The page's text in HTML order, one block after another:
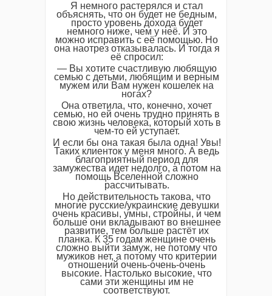
Я немного растерялся и стал
объяснять, что он будет не бедным,
просто уровень дохода будет
немного ниже, чем у неё. И это
можно исправить с её помощью. Но
она наотрез отказывалась. И тогда я
её спросил:
— Вы хотите счастливую любящую
семью с детьми, любящим и верным
мужем или Вам нужен кошелек на
ногах?
Она ответила, что, конечно, хочет
семью, но ей очень трудно принять в
свою жизнь человека, который хоть в
чем-то ей уступает.
И если бы она такая была одна! Увы!
Таких клиенток у меня много. А ведь
благоприятный период для
замужества идет недолго, а потом на
помощь Вселенной сложно
рассчитывать.
Но действительность такова, что
многие русские/украинские девушки
очень красивы, умны, стройны, и чем
больше они вкладывают во внешнее
развитие, тем больше растёт их
планка. К 35 годам женщине очень
сложно выйти замуж, не потому что
мужиков нет, а потому что критерии
отношений очень-очень-очень
высокие. Настолько высокие, что
сами эти женщины им не
соответствуют.